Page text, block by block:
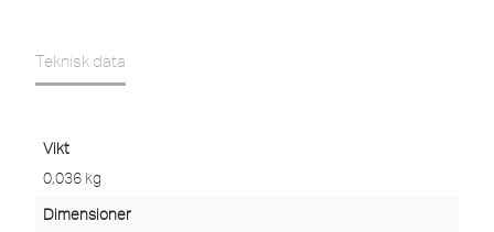
Teknisk data
Vikt
0,036 kg
Dimensioner